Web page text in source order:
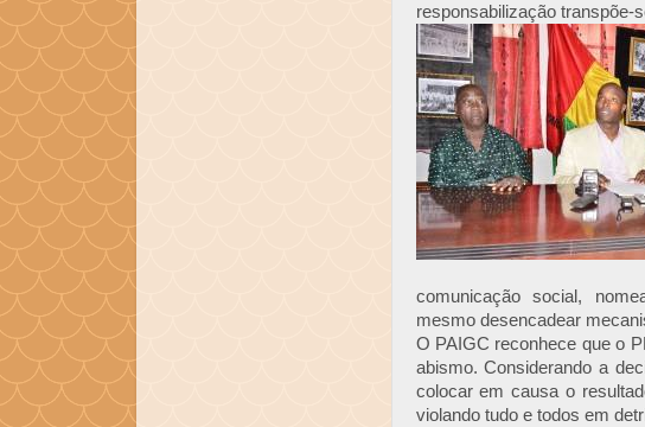
responsabilização transpõe-
comunicação social,
mesmo desencadear
O PAIGC reconhece que o
abismo. Considerando a
colocar em causa o
violando tudo e todos em